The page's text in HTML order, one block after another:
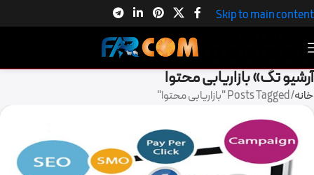
Skip to main content
آرشیو تگ» بازاریابی محتوا
خانه Posts Tagged "بازاریابی محتوا"